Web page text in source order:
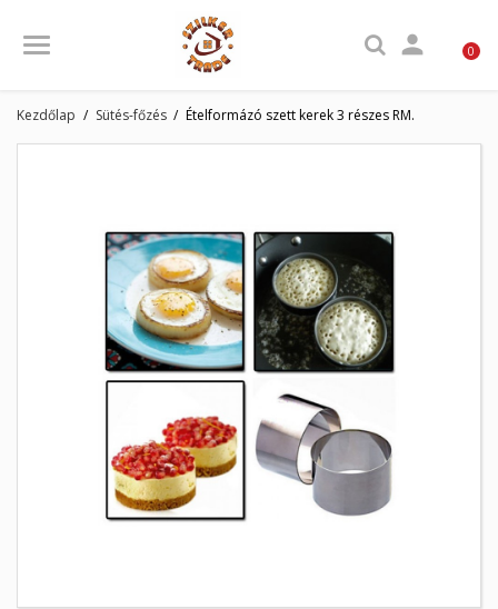
 0
Kezdőlap Sütés-főzés Ételformázó szett kerek 3 részes RM.